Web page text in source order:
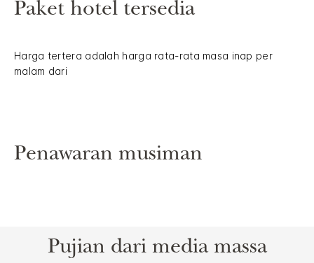
Paket hotel tersedia
Harga tertera adalah harga rata-rata masa inap per
malam dari
Penawaran musiman
Pujian dari media massa